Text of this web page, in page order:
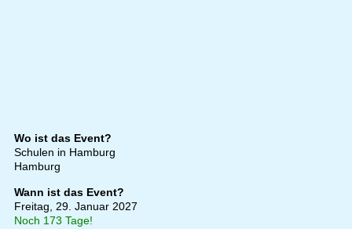
Wo ist das Event?
Schulen in Hamburg
Hamburg
Wann ist das Event?
Freitag, 29. Januar 2027
Noch 173 Tage!